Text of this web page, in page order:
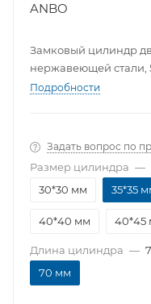
ANBO
Замковый цилиндр
нержавеющей стали,
Подробности
Задать вопрос по
Размер цилиндра —
30*30 мм
35*35
40*40 мм 40*45
Длина цилиндра —
70 мм